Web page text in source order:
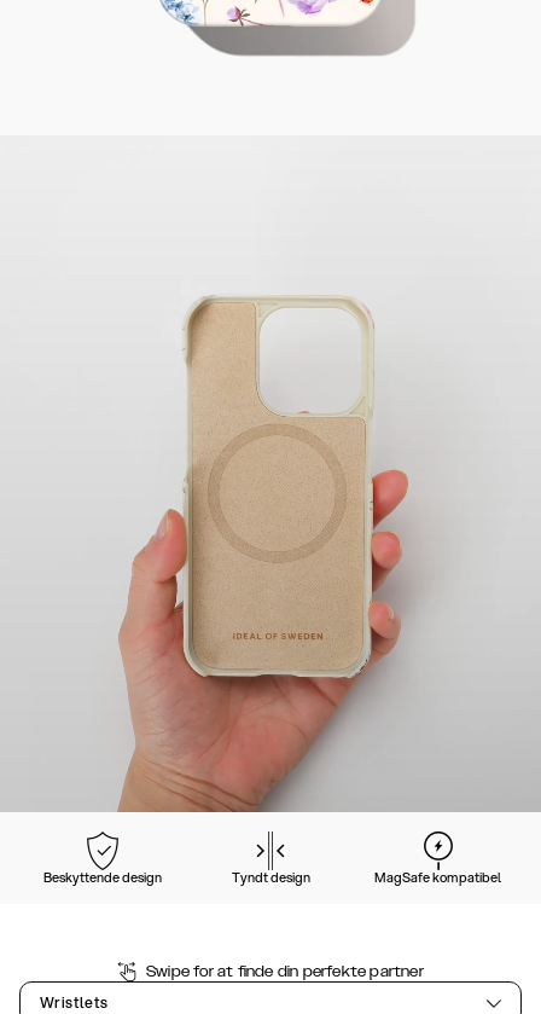
Beskyttende design Tyndt design MagSafe kompatibel
Swipe for at finde din perfekte partner
Wristlets